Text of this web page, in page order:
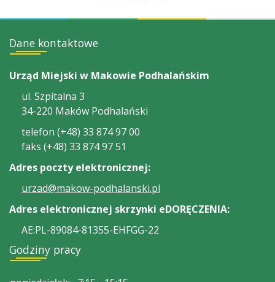
Dane kontaktowe
Urząd Miejski w Makowie Podhalańskim
ul. Szpitalna 3
34-220 Maków Podhalański
telefon (+48) 33 874 97 00
faks (+48) 33 874 97 51
Adres poczty elektronicznej:
urzad@makow-podhalanski.pl
Adres elektronicznej skrzynki eDORĘCZENIA:
AE:PL-89084-81355-EHFGG-22
Godziny pracy